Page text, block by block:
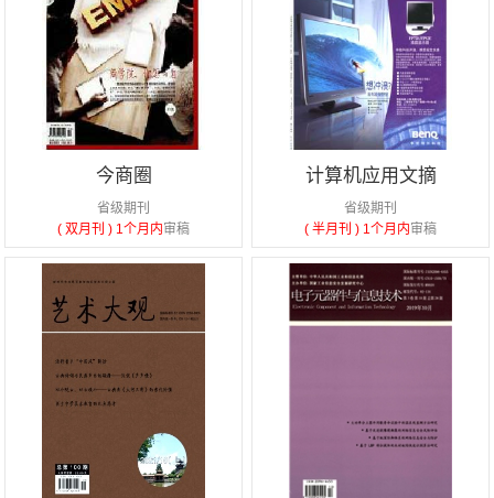
今商圈
省级期刊
( 双月刊 ) 1个月内审稿
计算机应用文摘
省级期刊
( 半月刊 ) 1个月内审稿